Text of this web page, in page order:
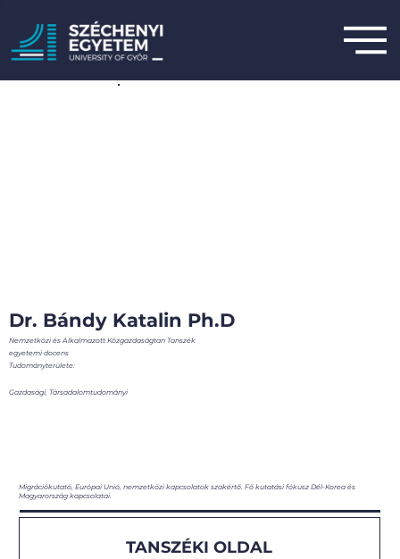
Nemzetközi és Alkalmazott Közgazdaságtan Tanszék
Dr. Bándy Katalin Ph.D
egyetemi docens
Tudományterülete:
Gazdasági, Társadalomtudományi
Migrációkutató, Európai Unió, nemzetközi kapcsolatok szakértő. Fő kutatási fókusz Dél-Korea és
Magyarország kapcsolatai.
TANSZÉKI OLDAL